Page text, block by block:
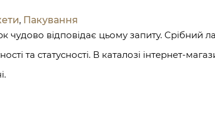
, Пакування
чудово відповідає цьому запиту. Срібний
та статусності. В каталозі інтернет-